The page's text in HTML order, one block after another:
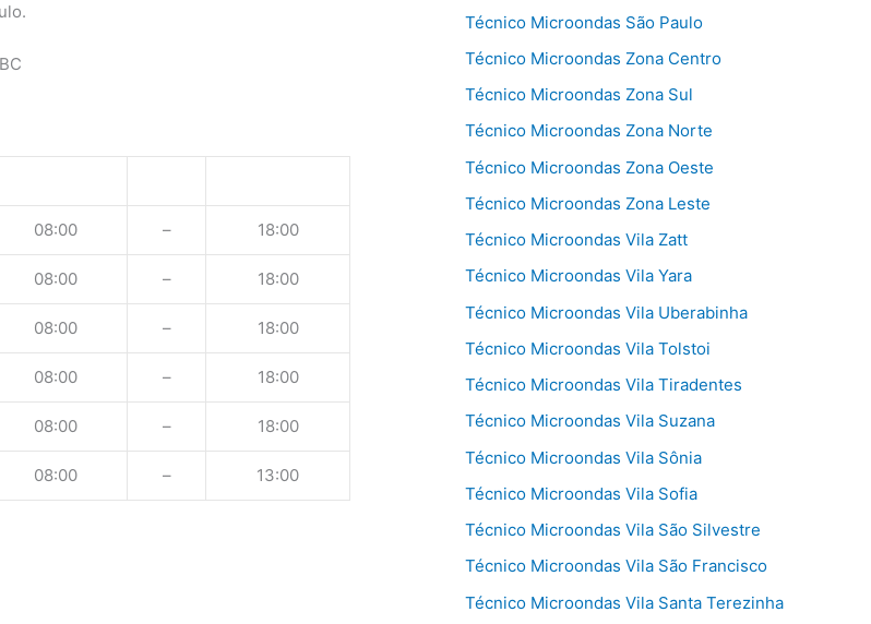
08:00 – 18:00
08:00 – 18:00
08:00 – 18:00
08:00 – 18:00
08:00 – 18:00
08:00 – 13:00
Técnico Microondas São Paulo
Técnico Microondas Zona Centro
Técnico Microondas Zona Sul
Técnico Microondas Zona Norte
Técnico Microondas Zona Oeste
Técnico Microondas Zona Leste
Técnico Microondas Vila Zatt
Técnico Microondas Vila Yara
Técnico Microondas Vila Uberabinha
Técnico Microondas Vila Tolstoi
Técnico Microondas Vila Tiradentes
Técnico Microondas Vila Suzana
Técnico Microondas Vila Sônia
Técnico Microondas Vila Sofia
Técnico Microondas Vila São Silvestre
Técnico Microondas Vila São Francisco
Técnico Microondas Vila Santa Terezinha